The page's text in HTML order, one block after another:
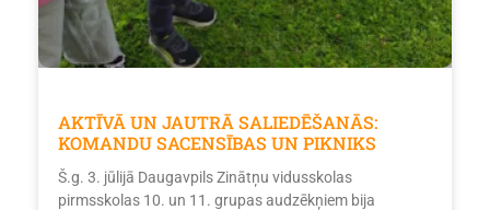
AKTĪVĀ UN JAUTRĀ SALIEDĒŠANĀS:
KOMANDU SACENSĪBAS UN PIKNIKS
Š.g. 3. jūlijā Daugavpils Zinātņu vidusskolas
pirmsskolas 10. un 11. grupas audzēkņiem bija